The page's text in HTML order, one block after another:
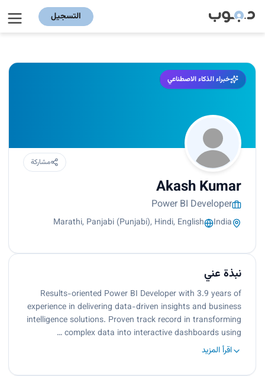
التسجيل
خبراء الذكاء الاصطناعي
مشاركة
Akash Kumar
Power BI Developer
India
Marathi, Panjabi (Punjabi), Hindi, English
نبذة عني
Results-oriented Power BI Developer with 3.9 years of
experience in delivering data-driven insights and business
intelligence solutions. Proven track record in transforming
complex data into interactive dashboards using …
اقرأ المزيد